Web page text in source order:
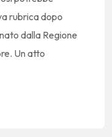
rubrica dopo
dalla Regione
Un atto